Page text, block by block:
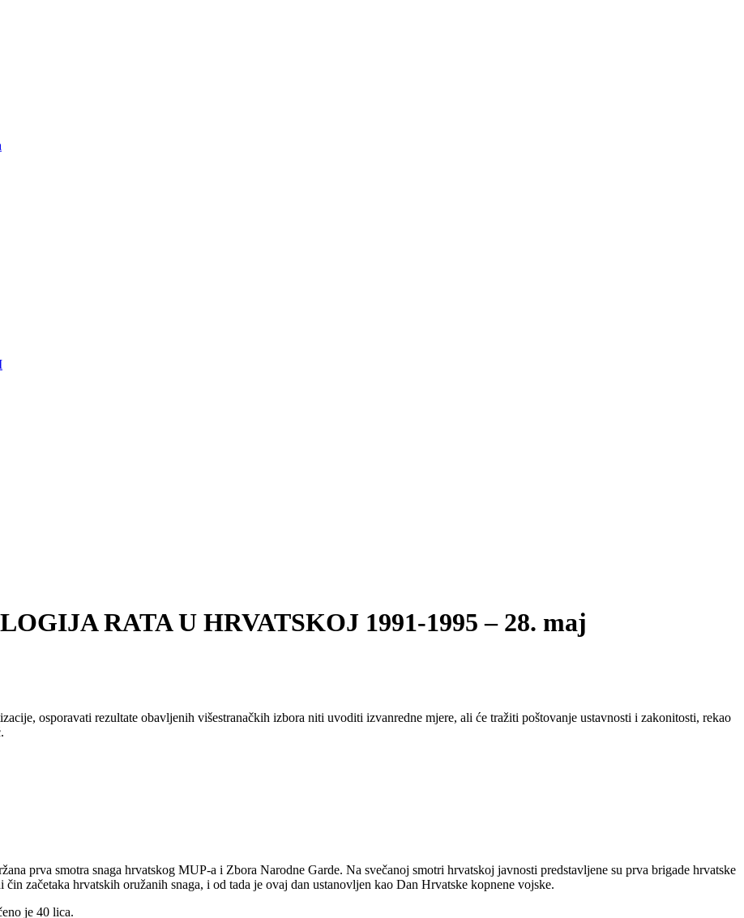
RATA U HRVATSKOJ 1991-1995 – 28. maj
osporavati rezultate obavljenih višestranačkih izbora niti uvoditi izvanredne mjere, ali će tražiti poštovanje ustavnosti i zakonitosti, rekao
prva smotra snaga hrvatskog MUP-a i Zbora Narodne Garde. Na svečanoj smotri hrvatskoj javnosti predstavljene su prva brigade hrvatske
začetaka hrvatskih oružanih snaga, i od tada je ovaj dan ustanovljen kao Dan Hrvatske kopnene vojske.
je 40 lica.